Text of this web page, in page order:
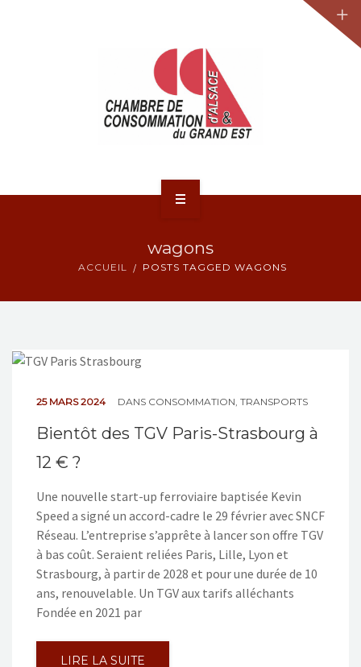
wagons
ACCUEIL POSTS TAGGED WAGONS
25 MARS 2024 DANS CONSOMMATION, TRANSPORTS
Bientôt des TGV Paris-Strasbourg à
12 € ?
Une nouvelle start-up ferroviaire baptisée Kevin
Speed a signé un accord-cadre le 29 février avec SNCF
Réseau. L’entreprise s’apprête à lancer son offre TGV
à bas coût. Seraient reliées Paris, Lille, Lyon et
Strasbourg, à partir de 2028 et pour une durée de 10
ans, renouvelable. Un TGV aux tarifs alléchants
Fondée en 2021 par
LIRE LA SUITE